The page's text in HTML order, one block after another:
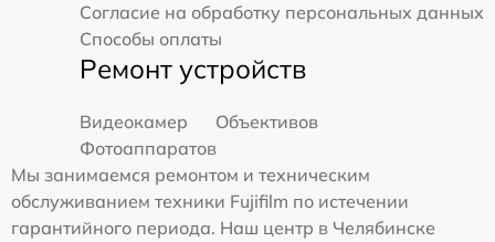
Согласие на обработку персональных данных
Способы оплаты
Ремонт устройств
Видеокамер
Объективов
Фотоаппаратов
Мы занимаемся ремонтом и техническим
обслуживанием техники Fujifilm по истечении
гарантийного периода. Наш центр в Челябинске